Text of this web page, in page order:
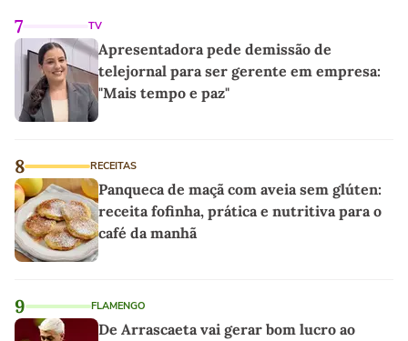
7 TV
Apresentadora pede demissão de
telejornal para ser gerente em empresa:
"Mais tempo e paz"
8 RECEITAS
Panqueca de maçã com aveia sem glúten:
receita fofinha, prática e nutritiva para o
café da manhã
9 FLAMENGO
De Arrascaeta vai gerar bom lucro ao